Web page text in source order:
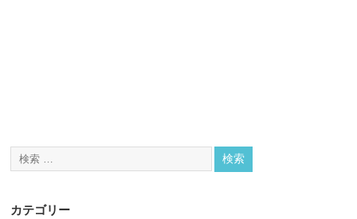
カテゴリー